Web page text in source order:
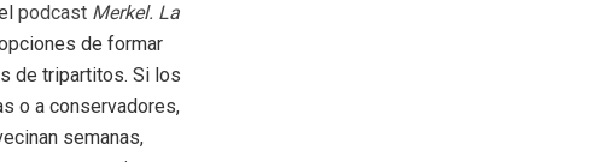
podcast Merkel. La
de formar
de tripartitos. Si los
o a conservadores,
semanas,